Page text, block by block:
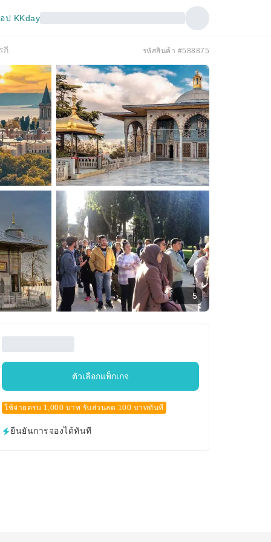
ป KKday
กี รหัสสินค้า #588875
5
ตัวเลือกแพ็กเกจ
ใช้จ่ายครบ 1,000 บาท รับส่วนลด 100 บาททันที
ยืนยันการจองได้ทันที